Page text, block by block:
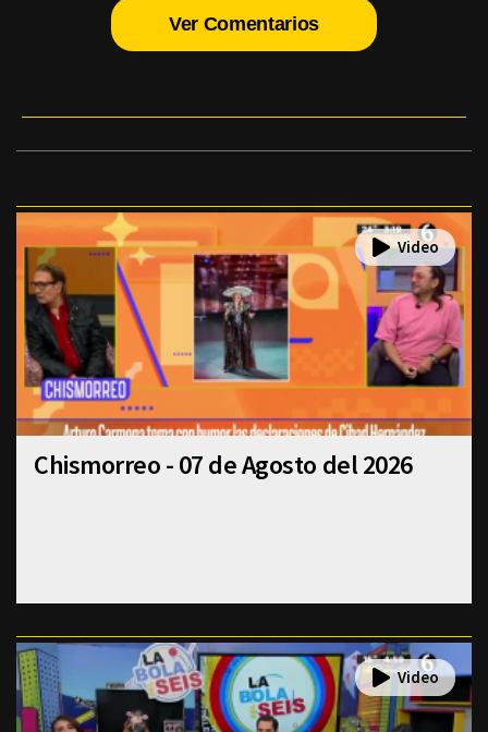
Ver Comentarios
Chismorreo - 07 de Agosto del 2026